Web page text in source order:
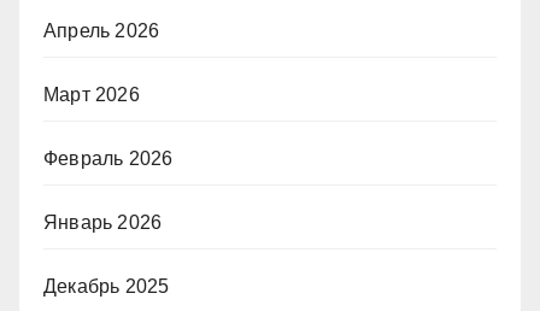
Апрель 2026
Март 2026
Февраль 2026
Январь 2026
Декабрь 2025